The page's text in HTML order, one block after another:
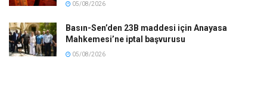
05/08/2026
Basın-Sen’den 23B maddesi için Anayasa
Mahkemesi’ne iptal başvurusu
05/08/2026